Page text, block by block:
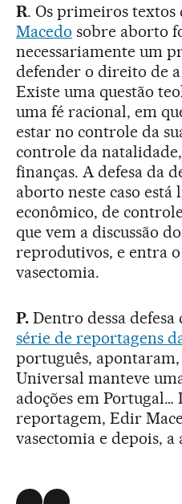
R. Os primeiros textos
Macedo sobre aborto
necessariamente um
defender o direito de
Existe uma questão
uma fé racional, em
estar no controle da
controle da
finanças. A defesa da
aborto neste caso está
econômico, de
que vem a discussão
reprodutivos, e entra
vasectomia.
P.Dentro dessa defesa
série de reportagens
português, apontaram,
Universal manteve
adoções em Portugal…
reportagem, Edir
vasectomia e depois, a